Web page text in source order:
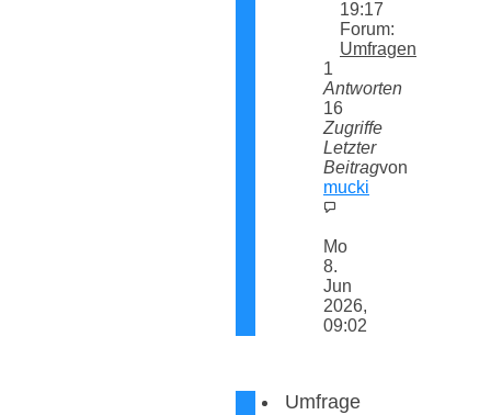
19:17
Forum:
Umfragen
1
Antworten
16
Zugriffe
Letzter
Beitragvon
mucki
Beitrag
Mo
8.
Jun
2026,
09:02
Umfrage